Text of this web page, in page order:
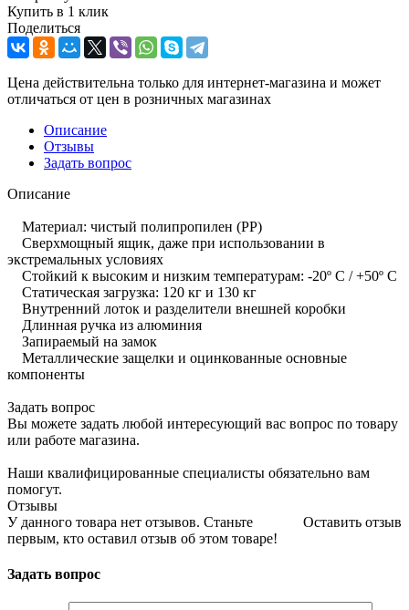
Купить в 1 клик
Поделиться
Цена действительна только для интернет-магазина и может
отличаться от цен в розничных магазинах
Описание
Отзывы
Задать вопрос
Описание
Материал: чистый полипропилен (PP)
Сверхмощный ящик, даже при использовании в
экстремальных условиях
Стойкий к высоким и низким температурам: -20º C / +50º C
Статическая загрузка: 120 кг и 130 кг
Внутренний лоток и разделители внешней коробки
Длинная ручка из алюминия
Запираемый на замок
Металлические защелки и оцинкованные основные
компоненты
Задать вопрос
Вы можете задать любой интересующий вас вопрос по товару
или работе магазина.
Наши квалифицированные специалисты обязательно вам
помогут.
Отзывы
Оставить отзыв
У данного товара нет отзывов. Станьте
первым, кто оставил отзыв об этом товаре!
Задать вопрос